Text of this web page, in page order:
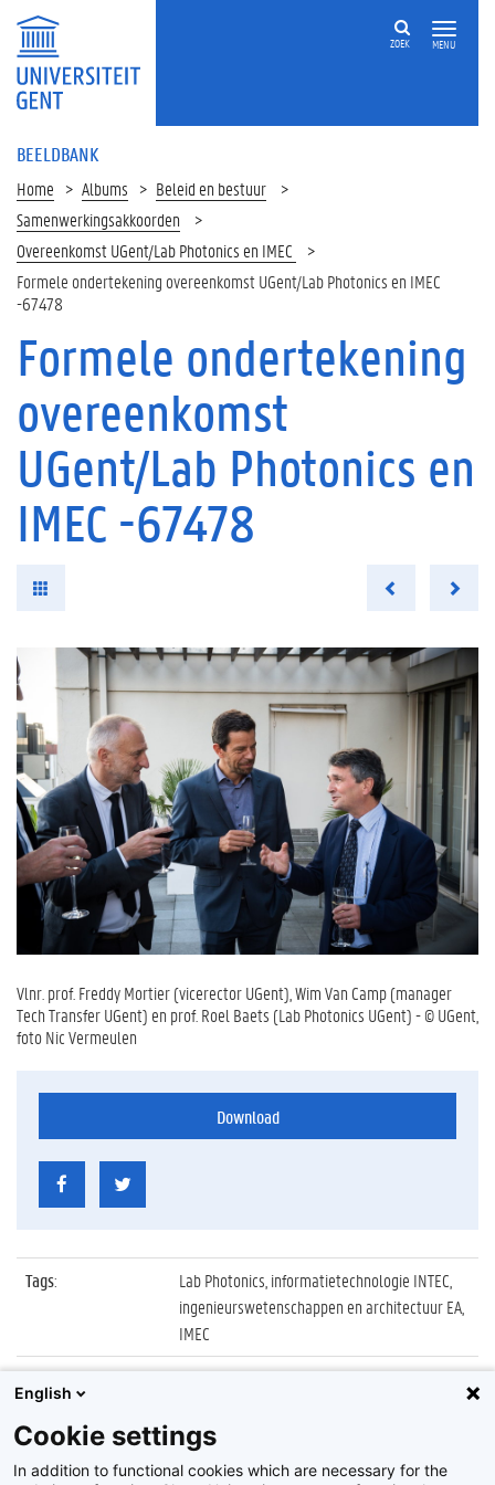
MENU
ZOEK
BEELDBANK
Home Albums
Beleid en bestuur
Samenwerkingsakkoorden
Overeenkomst UGent/Lab Photonics en IMEC
Formele ondertekening overeenkomst UGent/Lab Photonics en IMEC
-67478
Formele ondertekening
overeenkomst
UGent/Lab Photonics en
IMEC -67478
Vlnr. prof. Freddy Mortier (vicerector UGent), Wim Van Camp (manager
Tech Transfer UGent) en prof. Roel Baets (Lab Photonics UGent) - © UGent,
foto Nic Vermeulen
Download
Tags:
Lab Photonics, informatietechnologie INTEC,
ingenieurswetenschappen en architectuur EA,
IMEC
Datum:
29 augustus 2016
Identificatienummer
Z2016_149_025
Album: Overeenkomst UGent/Lab Photonics en IMEC
English
Cookie settings
In addition to functional cookies which are necessary for the